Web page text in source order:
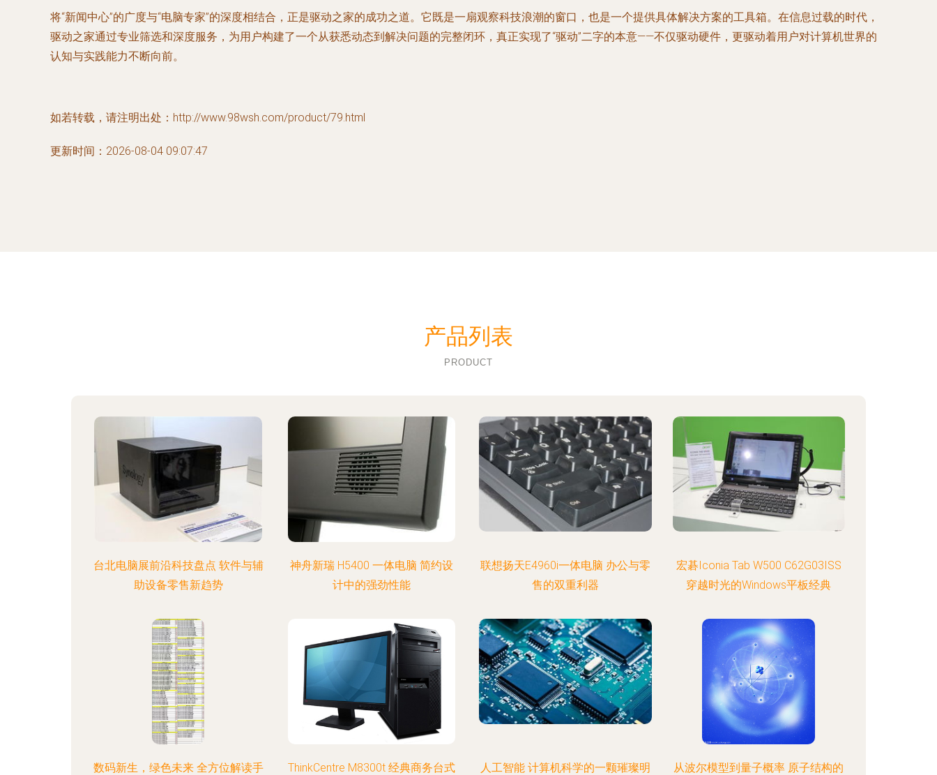
将“新闻中心”的广度与“电脑专家”的深度相结合，正是驱动之家的成功之道。它既是一扇观察科技浪潮的窗口，也是一个提供具体解决方案的工具箱。在信息过载的时代，
驱动之家通过专业筛选和深度服务，为用户构建了一个从获悉动态到解决问题的完整闭环，真正实现了“驱动”二字的本意——不仅驱动硬件，更驱动着用户对计算机世界的
认知与实践能力不断向前。
如若转载，请注明出处：http://www.98wsh.com/product/79.html
更新时间：2026-08-04 09:07:47
产品列表
PRODUCT
台北电脑展前沿科技盘点 软件与辅
助设备零售新趋势
神舟新瑞 H5400 一体电脑 简约设
计中的强劲性能
联想扬天E4960i一体电脑 办公与零
售的双重利器
宏碁Iconia Tab W500 C62G03ISS
穿越时光的Windows平板经典
数码新生，绿色未来 全方位解读手
ThinkCentre M8300t 经典商务台式
人工智能 计算机科学的一颗璀璨明
从波尔模型到量子概率 原子结构的